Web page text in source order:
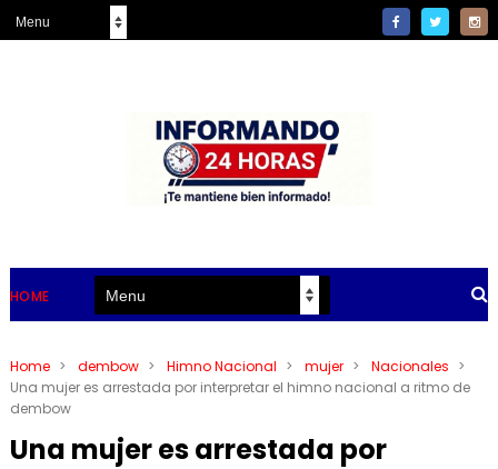
HOME
Home > dembow > Himno Nacional > mujer > Nacionales >
Una mujer es arrestada por interpretar el himno nacional a ritmo de
dembow
Una mujer es arrestada por